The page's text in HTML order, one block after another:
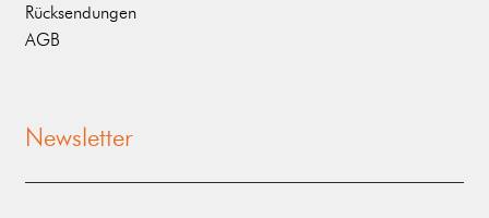
Rücksendungen
AGB
Newsletter